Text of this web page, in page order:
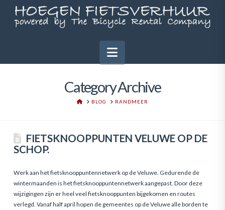
Navigation
Category Archive
HOME
BLOG RANDMEER
FIETSKNOOPPUNTEN VELUWE OP DE
SCHOP.
Werk aan het fietsknooppuntennetwerk op de Veluwe. Gedurende de
wintermaanden is het fietsknooppuntennetwerk aangepast. Door deze
wijzigingen zijn er heel veel fietsknooppunten bijgekomen en routes
verlegd. Vanaf half april hopen de gemeentes op de Veluwe alle borden te